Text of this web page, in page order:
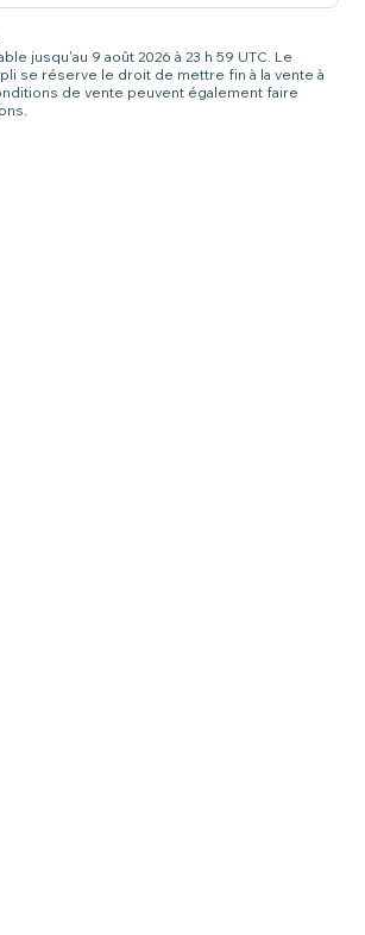
jusqu'au 9 août 2026 à 23 h 59 UTC. Le
se réserve le droit de mettre fin à la vente à
de vente peuvent également faire